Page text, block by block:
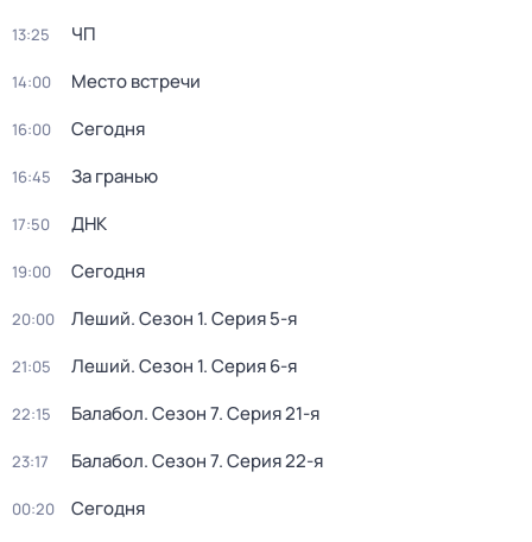
13:25 ЧП
14:00 Место встречи
16:00 Сегодня
16:45 За гранью
17:50 ДНК
19:00 Сегодня
20:00 Леший. Сезон 1. Серия 5-я
21:05 Леший. Сезон 1. Серия 6-я
22:15 Балабол. Сезон 7. Серия 21-я
23:17 Балабол. Сезон 7. Серия 22-я
00:20 Сегодня